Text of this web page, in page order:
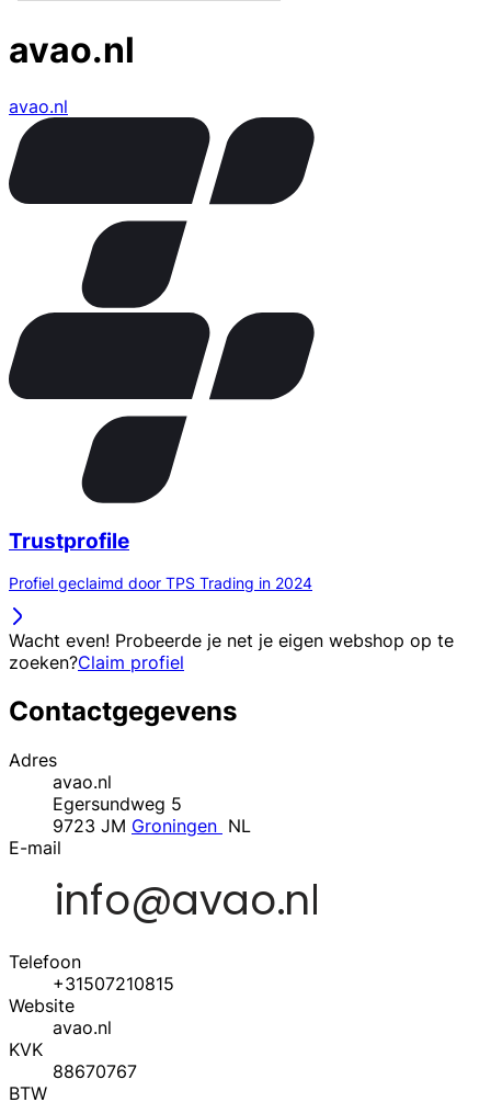
avao.nl
avao.nl
Trustprofile
Profiel geclaimd door TPS Trading in 2024
Wacht even! Probeerde je net je eigen webshop op te
zoeken?Claim profiel
Contactgegevens
Adres
avao.nl
Egersundweg 5
9723 JM Groningen NL
E-mail
Telefoon
+31507210815
Website
avao.nl
KVK
88670767
BTW